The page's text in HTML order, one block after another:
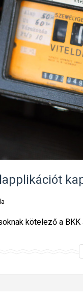
kötelező a